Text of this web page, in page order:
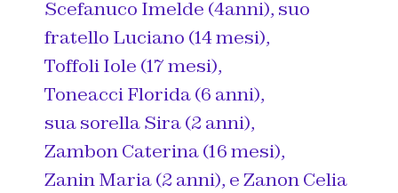
Scefanuco Imelde (4anni), suo
fratello Luciano (14 mesi),
Toffoli Iole (17 mesi),
Toneacci Florida (6 anni),
sua sorella Sira (2 anni),
Zambon Caterina (16 mesi),
Zanin Maria (2 anni), e Zanon Celia